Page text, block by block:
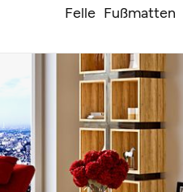
Felle Fußmatten